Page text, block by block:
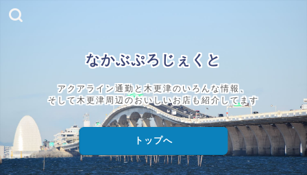
なかぶぷろじぇくと
アクアライン通勤と木更津のいろんな情報、
そして木更津周辺のおいしいお店も紹介してます
トップへ